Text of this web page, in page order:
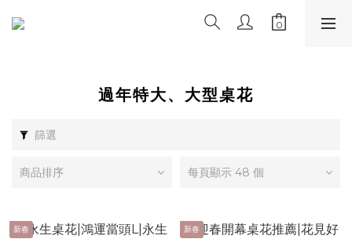
過年特大、大型桌花
篩選
商品排序 每頁顯示 48 個
新春 新春